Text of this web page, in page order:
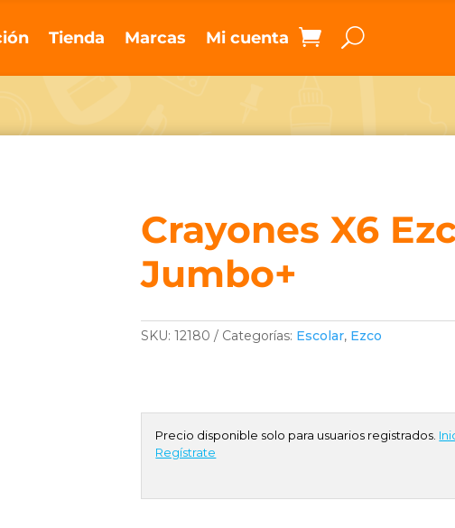
Tienda Marcas Mi cuenta
Crayones X6
Jumbo+
SKU:12180 Categorías: Escolar, Ezco
Precio disponible solo para usuarios registrados.
Regístrate